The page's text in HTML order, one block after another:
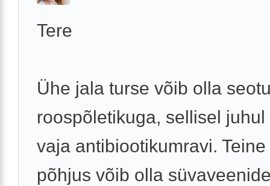
Tere
Ühe jala turse võib olla
roospõletikuga, sellisel juhul
vaja antibiootikumravi.
põhjus võib olla